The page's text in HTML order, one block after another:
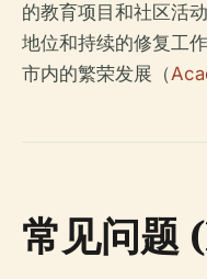
的教育项目和社区活
地位和持续的修复工
市内的繁荣发展（
常见问题